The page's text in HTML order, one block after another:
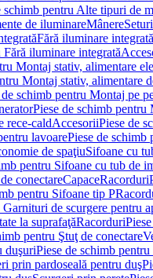
schimb pentru Alte tipuri de
de iluminareMânere
Fără iluminare integrată
iluminare integrată
Montaj stativ, alimentare
Montaj stativ, alimentare
de schimb pentru Montaj pe
Piese de schimb pentru
rece-caldAccesoriiPiese de
lavoarePiese de schimb
de spaţiuSifoane cu
pentru Sifoane cu tub de
conectareCapaceRacorduri
pentru Sifoane tip P
de scurgere pentru
la suprafaţăRacorduri
pentru Ştuţ de conectare
duşuriPiese de schimb
prin pardoseală pentru duş